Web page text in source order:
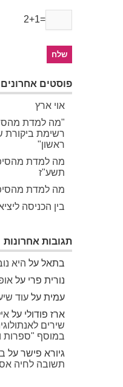
2+1=
פוסטים אחרונים
אוי ארץ
רשימת ביקורת
ראשון"
מה למדת
תשע"ז
מה למדת
בין הכניסה
תגובות אחרונות
בתאל על היא
נורית פרי על
עמית על עוד
ארז פודולי על
שירים
במוסף "ספרות
גיורא פישר על
תשובה לחיה